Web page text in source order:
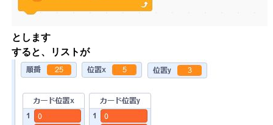
とします
すると、リストが